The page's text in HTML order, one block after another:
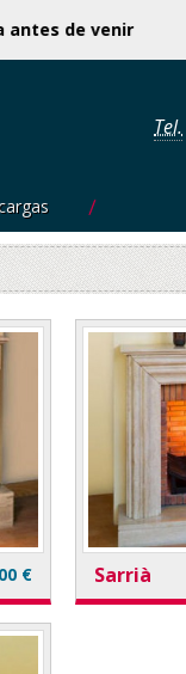
antes de venir
Tel.
€ Sarrià